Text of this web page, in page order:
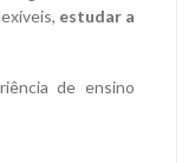
estudar a
de ensino